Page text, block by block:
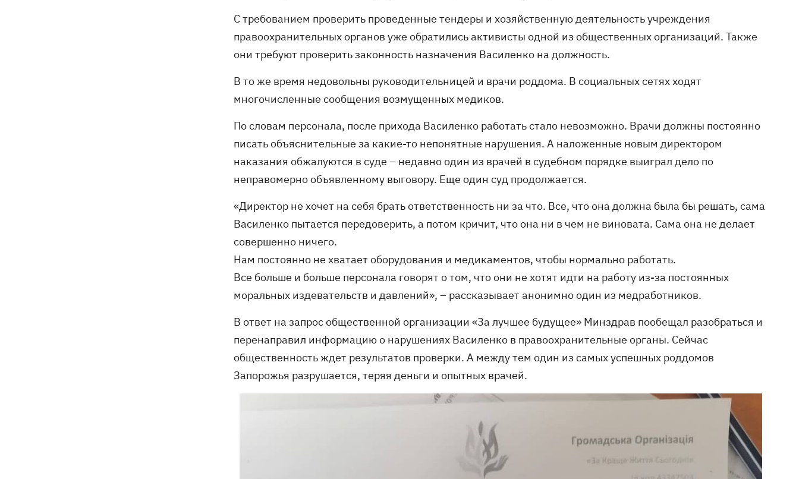
С требованием проверить проведенные тендеры и хозяйственную деятельность учреждения
правоохранительных органов уже обратились активисты одной из общественных организаций. Также
они требуют проверить законность назначения Василенко на должность.
В то же время недовольны руководительницей и врачи роддома. В социальных сетях ходят
многочисленные сообщения возмущенных медиков.
По словам персонала, после прихода Василенко работать стало невозможно. Врачи должны постоянно
писать объяснительные за какие-то непонятные нарушения. А наложенные новым директором
наказания обжалуются в суде – недавно один из врачей в судебном порядке выиграл дело по
неправомерно объявленному выговору. Еще один суд продолжается.
«Директор не хочет на себя брать ответственность ни за что. Все, что она должна была бы решать, сама
Василенко пытается передоверить, а потом кричит, что она ни в чем не виновата. Сама она не делает
совершенно ничего.
Нам постоянно не хватает оборудования и медикаментов, чтобы нормально работать.
Все больше и больше персонала говорят о том, что они не хотят идти на работу из-за постоянных
моральных издевательств и давлений», – рассказывает анонимно один из медработников.
В ответ на запрос общественной организации «За лучшее будущее» Минздрав пообещал разобраться и
перенаправил информацию о нарушениях Василенко в правоохранительные органы. Сейчас
общественность ждет результатов проверки. А между тем один из самых успешных роддомов
Запорожья разрушается, теряя деньги и опытных врачей.